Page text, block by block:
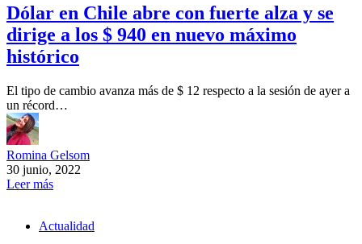
Dólar en Chile abre con fuerte alza y se
dirige a los $ 940 en nuevo máximo
histórico
El tipo de cambio avanza más de $ 12 respecto a la sesión de ayer a
un récord…
Romina Gelsom
30 junio, 2022
Leer más
Actualidad